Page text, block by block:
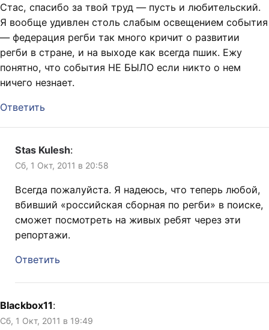
Стас, спасибо за твой труд — пусть и любительский.
Я вообще удивлен столь слабым освещением события
— федерация регби так много кричит о развитии
регби в стране, и на выходе как всегда пшик. Ежу
понятно, что события НЕ БЫЛО если никто о нем
ничего незнает.
Ответить
Stas Kulesh:
Сб, 1 Окт, 2011 в 20:58
Всегда пожалуйста. Я надеюсь, что теперь любой,
вбивший «российская сборная по регби» в поиске,
сможет посмотреть на живых ребят через эти
репортажи.
Ответить
Blackbox11:
Сб, 1 Окт, 2011 в 19:49